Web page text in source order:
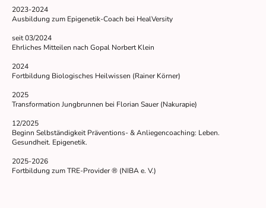
2023-2024
Ausbildung zum Epigenetik-Coach bei HealVersity
seit 03/2024
Ehrliches Mitteilen nach Gopal Norbert Klein
2024
Fortbildung Biologisches Heilwissen (Rainer Körner)
2025
Transformation Jungbrunnen bei Florian Sauer (Nakurapie)
12/2025
Beginn Selbständigkeit Präventions- & Anliegencoaching: Leben.
Gesundheit. Epigenetik.
2025-2026
Fortbildung zum TRE-Provider® (NIBA e. V.)